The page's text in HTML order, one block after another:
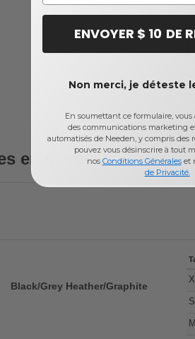
en gros
Black/Grey Heather/Graphite
ENVOYER $ 10 DE
Non merci, je déteste
En soumettant ce formulaire, vous
des communications marketing
automatisés de Needen, y compris des
pouvez vous désinscrire à tout
nos Conditions Généraleset
de Privacité.